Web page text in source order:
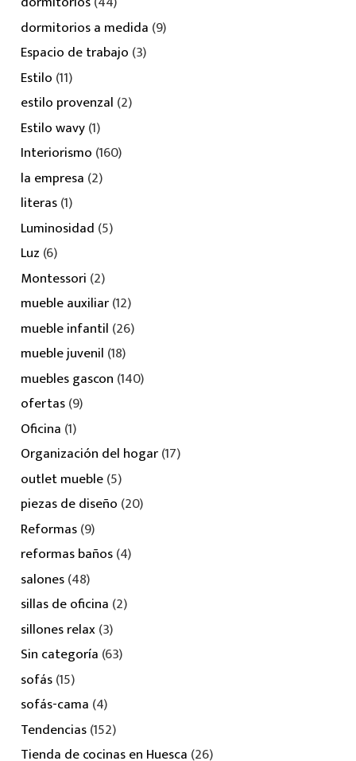
dormitorios a medida (9)
Espacio de trabajo (3)
Estilo (11)
estilo provenzal (2)
Estilo wavy(1)
Interiorismo (160)
la empresa (2)
literas(1)
Luminosidad (5)
Luz (6)
Montessori (2)
mueble auxiliar(12)
mueble infantil (26)
mueble juvenil (18)
muebles gascon (140)
ofertas(9)
Oficina (1)
Organización del hogar(17)
outlet mueble(5)
piezas de diseño (20)
Reformas(9)
reformas baños(4)
salones(48)
sillas de oficina (2)
sillones relax(3)
Sin categoría (63)
sofás(15)
sofás-cama (4)
Tendencias(152)
Tienda de cocinas en Huesca (26)